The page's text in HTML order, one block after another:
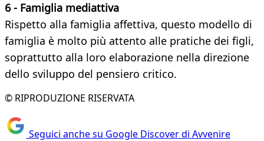
6 - Famiglia mediattiva
Rispetto alla famiglia affettiva, questo modello di
famiglia è molto più attento alle pratiche dei figli,
soprattutto alla loro elaborazione nella direzione
dello sviluppo del pensiero critico.
© RIPRODUZIONE RISERVATA
Seguici anche su Google Discover di Avvenire